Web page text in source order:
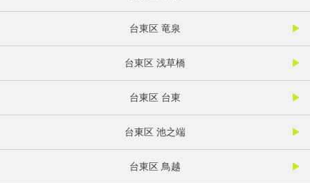
台東区 竜泉
台東区 浅草橋
台東区 台東
台東区 池之端
台東区 鳥越